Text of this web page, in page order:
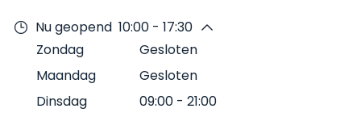
Nu geopend 10:00 - 17:30
Zondag
Gesloten
Maandag
Gesloten
Dinsdag
09:00 - 21:00